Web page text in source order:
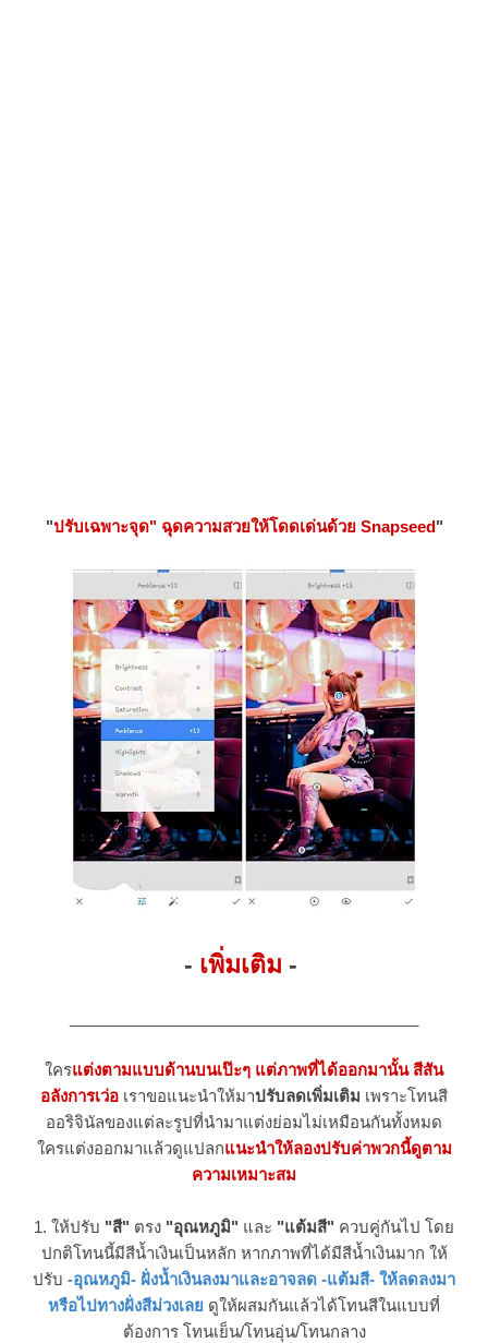
"ปรับเฉพาะจุด" ฉุดความสวยให้โดดเด่นด้วย Snapseed"
- เพิ่มเติม -
ใครแต่งตามแบบด้านบนเป๊ะๆ แต่ภาพที่ได้ออกมานั้น สีสัน
อลังการเว่อ เราขอแนะนำให้มาปรับลดเพิ่มเติม เพราะโทนสี
ออริจินัลของแต่ละรูปที่นำมาแต่งย่อมไม่เหมือนกันทั้งหมด
ใครแต่งออกมาแล้วดูแปลกแนะนำให้ลองปรับค่าพวกนี้ดูตาม
ความเหมาะสม
1. ให้ปรับ "สี" ตรง "อุณหภูมิ" และ "แต้มสี" ควบคู่กันไป โดย
ปกติโทนนี้มีสีน้ำเงินเป็นหลัก หากภาพที่ได้มีสีน้ำเงินมาก ให้
ปรับ -อุณหภูมิ- ฝั่งน้ำเงินลงมาและอาจลด -แต้มสี- ให้ลดลงมา
หรือไปทางฝั่งสีม่วงเลย ดูให้ผสมกันแล้วได้โทนสีในแบบที่
ต้องการ โทนเย็น/โทนอุ่น/โทนกลาง